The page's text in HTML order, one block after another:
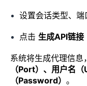
设置会话类型、端
点击 生成API链接
系统将生成代理信息
（Port）、用户名
（Password） 。